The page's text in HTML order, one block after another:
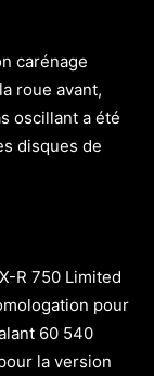
carénage
roue avant,
oscillant a été
disques de
R 750 Limited
pour
60 540
la version